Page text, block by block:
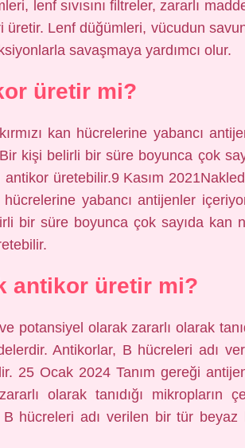
lenf sıvısını filtreler, zararlı
üretir. Lenf düğümleri, vücudun
savaşmaya yardımcı olur.
üretir mi?
kan hücrelerine yabancı
kişi belirli bir süre boyunca çok
üretebilir.9 Kasım
hücrelerine yabancı antijenler
bir süre boyunca çok sayıda kan
antikor üretir mi?
potansiyel olarak zararlı olarak
Antikorlar, B hücreleri adı
25 Ocak 2024 Tanım gereği
olarak tanıdığı mikropların
B hücreleri adı verilen bir tür beyaz